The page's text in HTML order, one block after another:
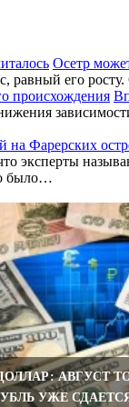
Осетр
равный его
эксперты
было…
АВГУСТ
УЖЕ